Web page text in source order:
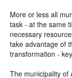
More or less all
task - at the same
necessary
take advantage of
transformation -
The municipality of